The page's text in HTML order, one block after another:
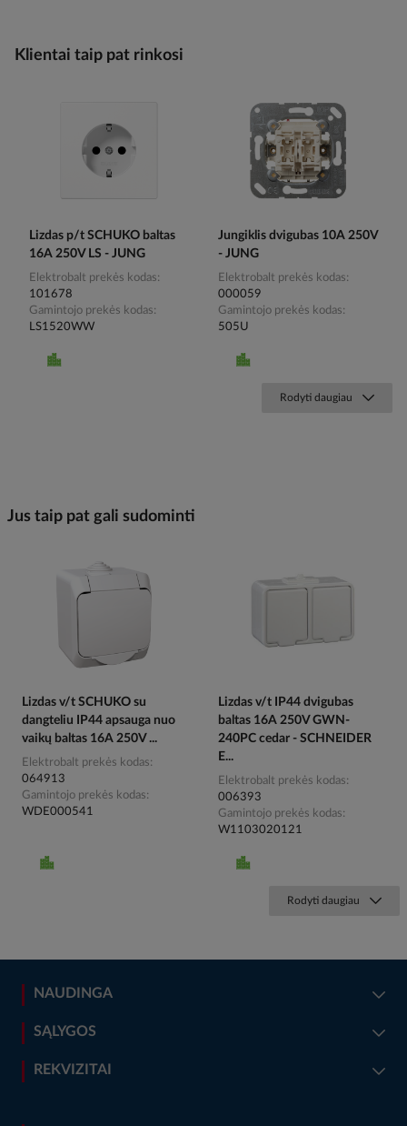
Klientai taip pat rinkosi
Lizdas p/t SCHUKO baltas
16A 250V LS - JUNG
Elektrobalt prekės kodas
101678
Gamintojo prekės kodas
LS1520WW
Jungiklis dvigubas 10A 250V
- JUNG
Elektrobalt prekės kodas
000059
Gamintojo prekės kodas
505U
Rodyti daugiau
Jus taip pat gali sudominti
Lizdas v/t SCHUKO su
dangteliu IP44 apsauga nuo
vaikų baltas 16A 250V ...
Elektrobalt prekės kodas
064913
Gamintojo prekės kodas
WDE000541
Lizdas v/t IP44 dvigubas
baltas 16A 250V GWN-
240PC cedar - SCHNEIDER
E...
Elektrobalt prekės kodas
006393
Gamintojo prekės kodas
W1103020121
Rodyti daugiau
NAUDINGA
SĄLYGOS
REKVIZITAI